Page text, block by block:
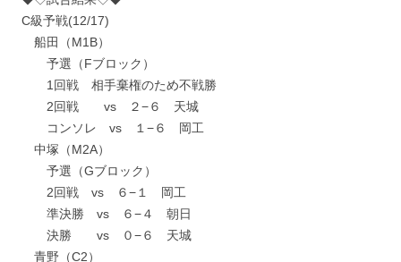
C級予戦(12/17)
船田（M1B）
予選（Fブロック）
1回戦 相手棄権のため不戦勝
2回戦 vs ２−６ 天城
コンソレ vs １−６ 岡工
中塚（M2A）
予選（Gブロック）
2回戦 vs ６−１ 岡工
準決勝 vs ６−４ 朝日
決勝 vs ０−６ 天城
青野（C2）